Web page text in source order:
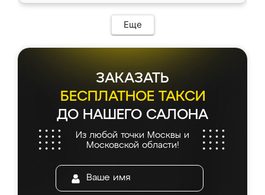
мебель сразу встала на свое место без
каких-либо доработок. Качеством осталась
довольна, все выглядит так, как и ожидала.
Еще
ЗАКАЗАТЬ
БЕСПЛАТНОЕ ТАКСИ
ДО НАШЕГО САЛОНА
Из любой точки Москвы и
Московской области!